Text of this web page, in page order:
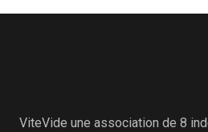
ViteVide une association de 8